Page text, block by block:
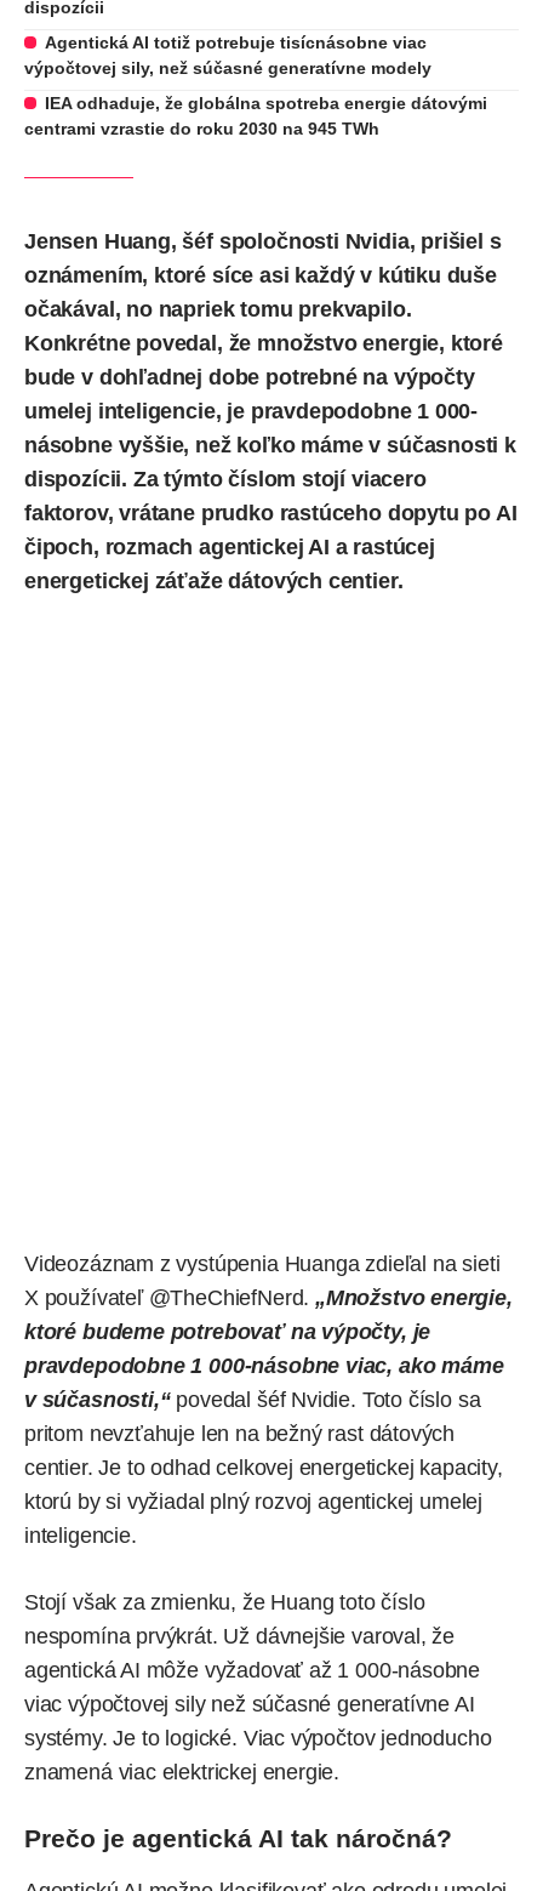
dispozícii
Agentická AI totiž potrebuje tisícnásobne viac
výpočtovej sily, než súčasné generatívne modely
IEA odhaduje, že globálna spotreba energie dátovými
centrami vzrastie do roku 2030 na 945 TWh
Jensen Huang, šéf spoločnosti Nvidia, prišiel s
oznámením, ktoré síce asi každý v kútiku duše
očakával, no napriek tomu prekvapilo.
Konkrétne povedal, že množstvo energie, ktoré
bude v dohľadnej dobe potrebné na výpočty
umelej inteligencie, je pravdepodobne 1 000-
násobne vyššie, než koľko máme v súčasnosti k
dispozícii. Za týmto číslom stojí viacero
faktorov, vrátane prudko rastúceho dopytu po AI
čipoch, rozmach agentickej AI a rastúcej
energetickej záťaže dátových centier.
Videozáznam z vystúpenia Huanga zdieľal na sieti
X používateľ @TheChiefNerd. „Množstvo energie,
ktoré budeme potrebovať na výpočty, je
pravdepodobne 1 000-násobne viac, ako máme
v súčasnosti,“povedal šéf Nvidie. Toto číslo sa
pritom nevzťahuje len na bežný rast dátových
centier. Je to odhad celkovej energetickej kapacity,
ktorú by si vyžiadal plný rozvoj agentickej umelej
inteligencie.
Stojí však za zmienku, že Huang toto číslo
nespomína prvýkrát. Už dávnejšie varoval, že
agentická AI môže vyžadovať až 1 000-násobne
viac výpočtovej sily než súčasné generatívne AI
systémy. Je to logické. Viac výpočtov jednoducho
znamená viac elektrickej energie.
Prečo je agentická AI tak náročná?